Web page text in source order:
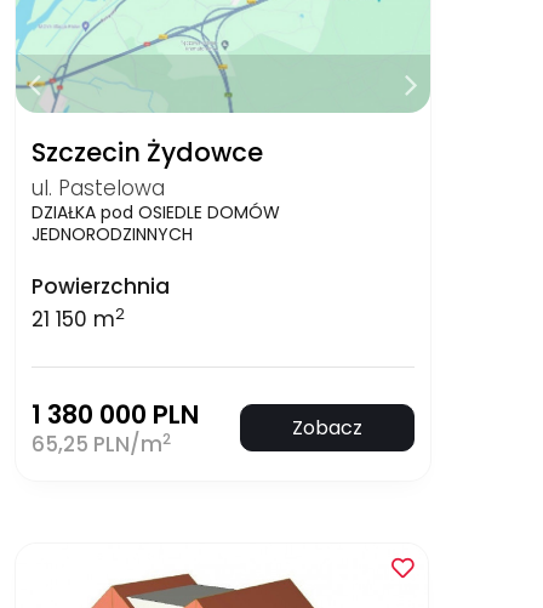
Szczecin Żydowce
ul. Pastelowa
DZIAŁKA pod OSIEDLE DOMÓW
JEDNORODZINNYCH
Powierzchnia
21 150 m2
1 380 000 PLN
65,25 PLN/m2 Zobacz